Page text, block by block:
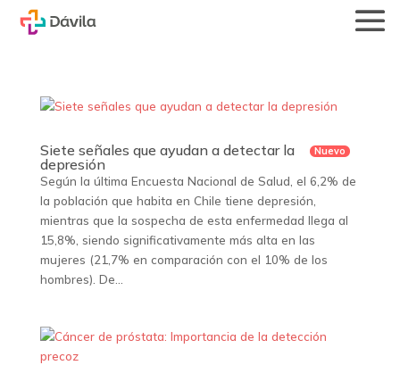
Siete señales que ayudan a detectar la
depresión
Según la última Encuesta Nacional de Salud, el 6,2% de
la población que habita en Chile tiene depresión,
mientras que la sospecha de esta enfermedad llega al
15,8%, siendo significativamente más alta en las
mujeres (21,7% en comparación con el 10% de los
hombres). De...